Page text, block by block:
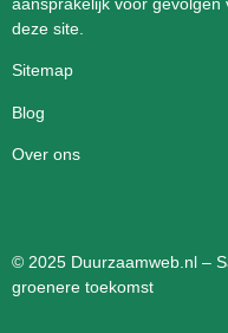
deze site.
Sitemap
Blog
Over ons
© 2025 Duurzaamweb.nl –
groenere toekomst